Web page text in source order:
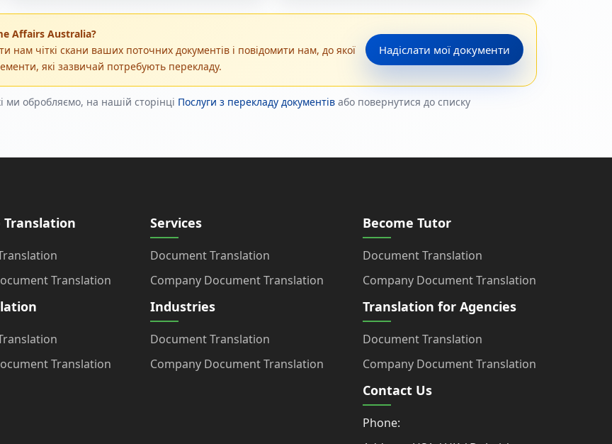
Affairs Australia?
чіткі скани ваших поточних документів і повідомити нам, до якої
які зазвичай потребують перекладу.
Надіслати мої документи
ми обробляємо, на нашій сторінці Послуги з перекладу документів або повернутися до списку
Translation
Translation
Translation
Services
Document Translation
Company Document Translation
Industries
Document Translation
Company Document Translation
Become Tutor
Document Translation
Company Document Translation
Translation for Agencies
Document Translation
Company Document Translation
Contact Us
Phone: